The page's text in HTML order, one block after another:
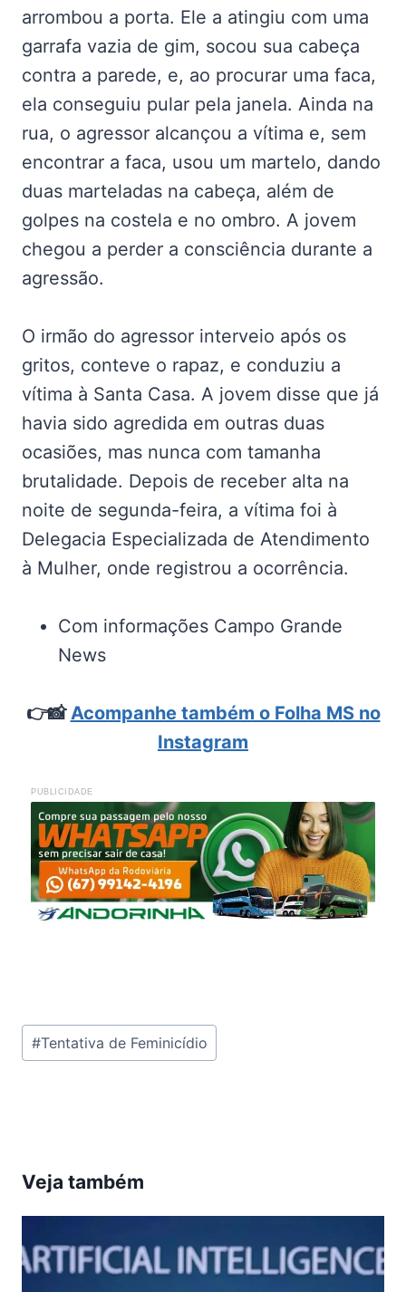
arrombou a porta. Ele a atingiu com uma
garrafa vazia de gim, socou sua cabeça
contra a parede, e, ao procurar uma faca,
ela conseguiu pular pela janela. Ainda na
rua, o agressor alcançou a vítima e, sem
encontrar a faca, usou um martelo, dando
duas marteladas na cabeça, além de
golpes na costela e no ombro. A jovem
chegou a perder a consciência durante a
agressão.
O irmão do agressor interveio após os
gritos, conteve o rapaz, e conduziu a
vítima à Santa Casa. A jovem disse que já
havia sido agredida em outras duas
ocasiões, mas nunca com tamanha
brutalidade. Depois de receber alta na
noite de segunda-feira, a vítima foi à
Delegacia Especializada de Atendimento
à Mulher, onde registrou a ocorrência.
Com informações Campo Grande
News
👉📸 Acompanhe também o Folha MS no
Instagram
PUBLICIDADE
Tags
do
#Tentativa de Feminicídio
Veja também